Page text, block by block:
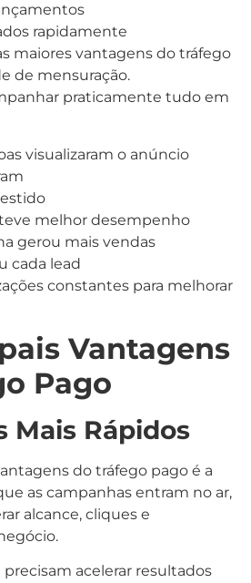
rapidamente
maiores vantagens do tráfego
de mensuração.
praticamente tudo em
visualizaram o anúncio
melhor desempenho
gerou mais vendas
cada lead
constantes para melhorar
Vantagens
Pago
Mais Rápidos
do tráfego pago é a
as campanhas entram no ar,
alcance, cliques e
precisam acelerar resultados